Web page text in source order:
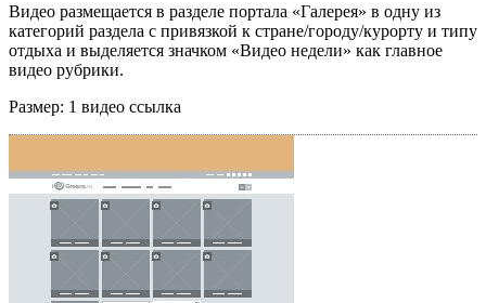
Видео размещается в разделе портала «Галерея» в одну из
категорий раздела с привязкой к стране/городу/курорту и типу
отдыха и выделяется значком «Видео недели» как главное
видео рубрики.
Размер: 1 видео ссылка